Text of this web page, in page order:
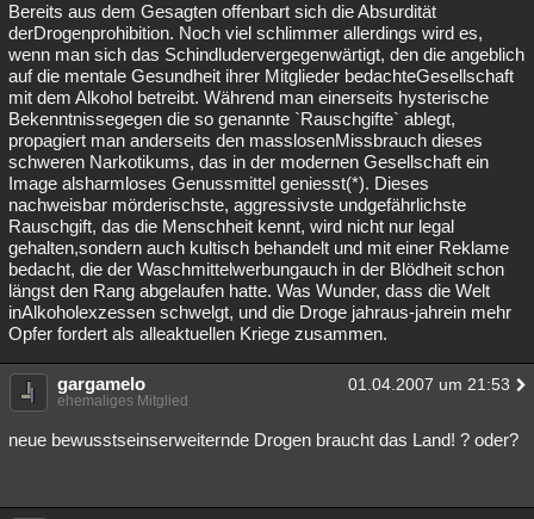
Bereits aus dem Gesagten offenbart sich die Absurdität
derDrogenprohibition. Noch viel schlimmer allerdings wird es,
wenn man sich das Schindludervergegenwärtigt, den die angeblich
auf die mentale Gesundheit ihrer Mitglieder bedachteGesellschaft
mit dem Alkohol betreibt. Während man einerseits hysterische
Bekenntnissegegen die so genannte `Rauschgifte` ablegt,
propagiert man anderseits den masslosenMissbrauch dieses
schweren Narkotikums, das in der modernen Gesellschaft ein
Image alsharmloses Genussmittel geniesst(*). Dieses
nachweisbar mörderischste, aggressivste undgefährlichste
Rauschgift, das die Menschheit kennt, wird nicht nur legal
gehalten,sondern auch kultisch behandelt und mit einer Reklame
bedacht, die der Waschmittelwerbungauch in der Blödheit schon
längst den Rang abgelaufen hatte. Was Wunder, dass die Welt
inAlkoholexzessen schwelgt, und die Droge jahraus-jahrein mehr
Opfer fordert als alleaktuellen Kriege zusammen.
gargamelo 01.04.2007 um 21:53
ehemaliges Mitglied
neue bewusstseinserweiternde Drogen braucht das Land! ? oder?